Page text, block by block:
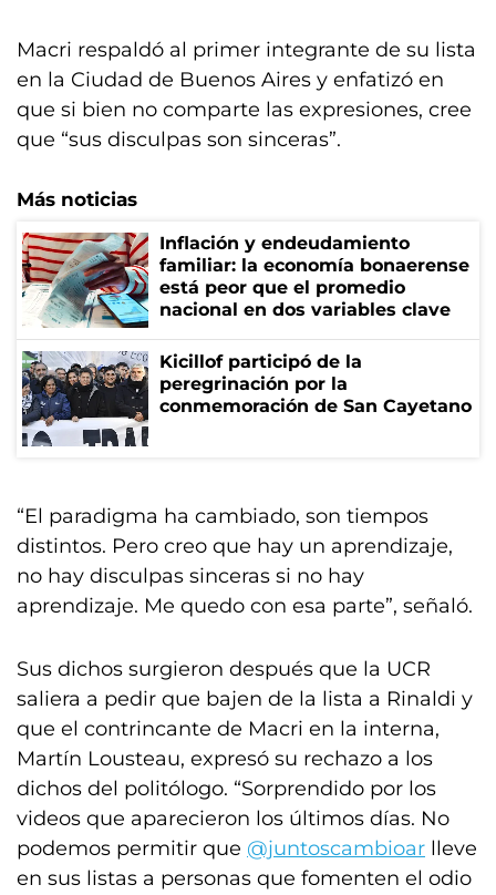
Macri respaldó al primer integrante de su lista
en la Ciudad de Buenos Aires y enfatizó en
que si bien no comparte las expresiones, cree
que “sus disculpas son sinceras”.
Más noticias
Inflación y endeudamiento
familiar: la economía bonaerense
está peor que el promedio
nacional en dos variables clave
Kicillof participó de la
peregrinación por la
conmemoración de San Cayetano
“El paradigma ha cambiado, son tiempos
distintos. Pero creo que hay un aprendizaje,
no hay disculpas sinceras si no hay
aprendizaje. Me quedo con esa parte”, señaló.
Sus dichos surgieron después que la UCR
saliera a pedir que bajen de la lista a Rinaldi y
que el contrincante de Macri en la interna,
Martín Lousteau, expresó su rechazo a los
dichos del politólogo. “Sorprendido por los
videos que aparecieron los últimos días. No
podemos permitir que @juntoscambioar lleve
en sus listas a personas que fomenten el odio